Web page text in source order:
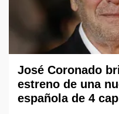
José Coronado
estreno de una
española de 4